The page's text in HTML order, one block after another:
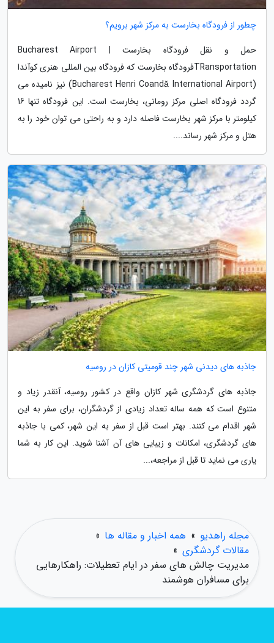
چطور از فرودگاه بخارست به مرکز شهر برویم؟
حمل و نقل فرودگاه بخارست | Bucharest Airport
TRansportationفرودگاه بخارست که فرودگاه بین المللی هنری کوآندا
(Bucharest Henri Coandă International Airport) نیز نامیده می
گردد فرودگاه اصلی مرکز رومانی، بخارست است. این فرودگاه تنها 16
کیلومتر با مرکز شهر بخارست فاصله دارد و به راحتی می توان خود را به
هتل و مرکز شهر رساند....
جاذبه های دیدنی شهر چند قومیتی کازان در روسیه
جاذبه های گردشگری شهر کازان واقع در کشور روسیه، آنقدر زیاد و
متنوع است که همه ساله تعداد زیادی از گردشگران، برای سفر به این
شهر اقدام می کنند. بهتر است قبل از سفر به این شهر، کمی با جاذبه
های گردشگری، امکانات و زیبایی های آن آشنا شوید. این کار به شما
یاری می نماید تا قبل از مراجعه،...
مجله راهدیو » همه اخبار و مقاله ها »
مقالات گردشگری »
مدیریت چالش های سفر در ایام تعطیلات: راهکارهایی
برای مسافران هوشمند